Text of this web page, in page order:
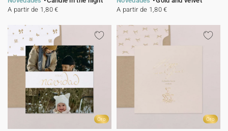
A partir de 1,80 €
A partir de 1,80 €
Oro Oro